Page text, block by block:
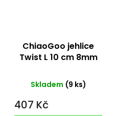
ChiaoGoo jehlice
Twist L 10 cm 8mm
Skladem (9 ks)
407 Kč